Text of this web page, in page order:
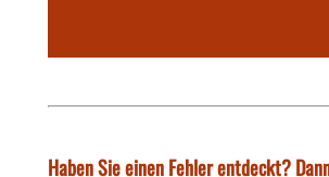
Haben Sie einen Fehler entdeckt?